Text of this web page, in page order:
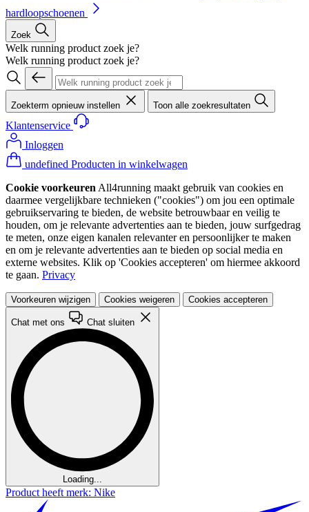
hardloopschoenen
Zoek
Welk running product zoek je?
Welk running product zoek je?
Zoekterm opnieuw instellen Toon alle zoekresultaten
Klantenservice
Inloggen
undefined Producten in winkelwagen
Cookie voorkeuren All4running maakt gebruik van cookies en
daarmee vergelijkbare technieken ("cookies") om jou een optimale
gebruikservaring te bieden, de website betrouwbaar en veilig te
houden, om je relevante advertenties aan te bieden, jouw surfgedrag
te meten, onze eigen kanalen relevanter en persoonlijker te maken
en om je relevante advertenties aan te bieden op social media en
externe websites. Klik op 'Cookies accepteren' om hiermee akkoord
te gaan. Privacy
Voorkeuren wijzigen Cookies weigeren Cookies accepteren
Chat met ons Chat sluiten
Loading...
Product heeft merk: Nike